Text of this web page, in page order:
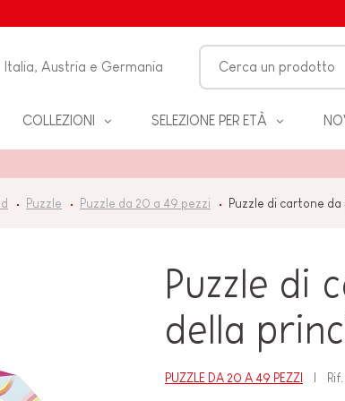
Italia, Austria e Germania
COLLEZIONI SELEZIONE PER ETÀ
Puzzle Puzzle da 20 a 49 pezzi Puzzle di cartone
Puzzle di
della
PUZZLE DA 20 A 49 PEZZI Rif.